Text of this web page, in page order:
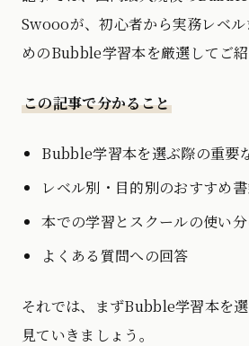
Swoooが、初心者から実務レベ
めのBubble学習本を厳選してご紹
この記事で分かること
Bubble学習本を選ぶ際の重要
レベル別・目的別のおすすめ
本での学習とスクールの使い
よくある質問への回答
それでは、まずBubble学習本を
見ていきましょう。